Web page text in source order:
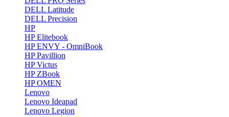
DELL Latitude
DELL Precision
HP
HP Elitebook
HP ENVY - OmniBook
HP Pavillion
HP Victus
HP ZBook
HP OMEN
Lenovo
Lenovo Ideapad
Lenovo Legion